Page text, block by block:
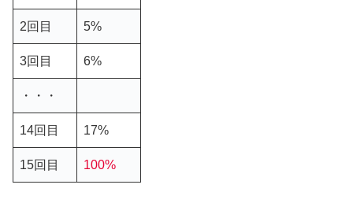
2回目 5%
3回目 6%
・・・
14回目 17%
15回目 100%